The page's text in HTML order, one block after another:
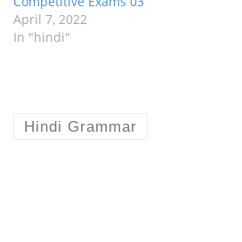
April 7, 2022
In "hindi"
Hindi Grammar